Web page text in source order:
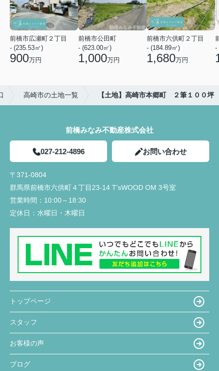
前橋市広瀬町２丁目
- (235.53㎡)
900万円
前橋市公田町
- (623.00㎡)
1,000万円
前橋市六供町２丁目
- (184.89㎡)
1,680万円
-
高崎市の土地一覧 【土地】高崎市本郷町 ２筆１００坪
前橋みなみ不動産株式会社
027-212-4896 お問い合わせ
〒371-0804
群馬県前橋市六供町４丁目23‐14 T'sWOOD OM 3号室
営業時間： 10:00～18:30
定休日： 水曜日・木曜日
トップページ
スタッフ
お客様の声
ブログ